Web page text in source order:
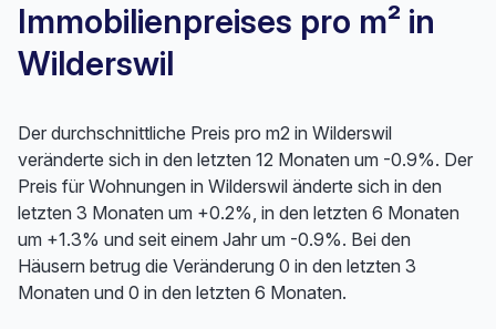
Immobilienpreises pro m² in
Wilderswil
Der durchschnittliche Preis pro m2 in Wilderswil
veränderte sich in den letzten 12 Monaten um -0.9%. Der
Preis für Wohnungen in Wilderswil änderte sich in den
letzten 3 Monaten um +0.2%, in den letzten 6 Monaten
um +1.3% und seit einem Jahr um -0.9%. Bei den
Häusern betrug die Veränderung 0 in den letzten 3
Monaten und 0 in den letzten 6 Monaten.